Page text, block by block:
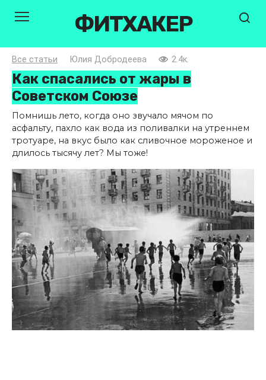
ФИТХАКЕР
Все статьи Юлия Добродеева 2.4к.
Как спасались от жары в
Советском Союзе
Помнишь лето, когда оно звучало мячом по
асфальту, пахло как вода из поливалки на утреннем
тротуаре, на вкус было как сливочное мороженое и
длилось тысячу лет? Мы тоже!